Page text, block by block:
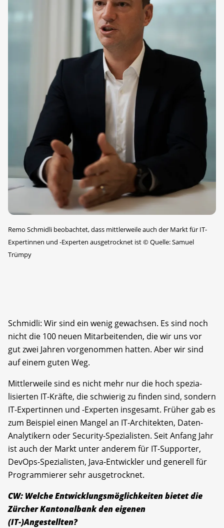
Remo Schmidli beobachtet, dass mittlerweile auch der Markt für IT-
Expertinnen und -Experten aus­getrocknet ist©Quelle: Samuel
Trümpy
Schmidli: Wir sind ein wenig gewachsen. Es sind noch
nicht die 100 neuen Mitarbeitenden, die wir uns vor
gut zwei Jahren vorgenommen hatten. Aber wir sind
auf einem guten Weg.
Mittlerweile sind es nicht mehr nur die hoch spezia­
lisierten IT-Kräfte, die schwierig zu finden sind, sondern
IT-Expertinnen und -Experten insgesamt. Früher gab es
zum Beispiel einen Mangel an IT-Architekten, Daten-
Analytikern oder Security-Spezialisten. Seit Anfang Jahr
ist auch der Markt unter anderem für IT-Supporter,
DevOps-Spezialisten, Java-Entwickler und generell für
Programmierer sehr ausgetrocknet.
CW: Welche Entwicklungsmöglichkeiten bietet die
Zürcher Kantonalbank den eigenen
(IT-)Angestellten?